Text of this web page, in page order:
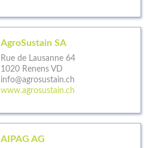
AgroSustain SA
Rue de Lausanne 64
1020 Renens VD
info@agrosustain.ch
www.agrosustain.ch
AIPAG AG